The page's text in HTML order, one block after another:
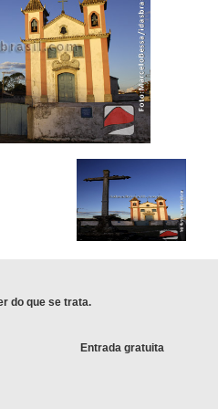
do que se trata.
Entrada gratuita